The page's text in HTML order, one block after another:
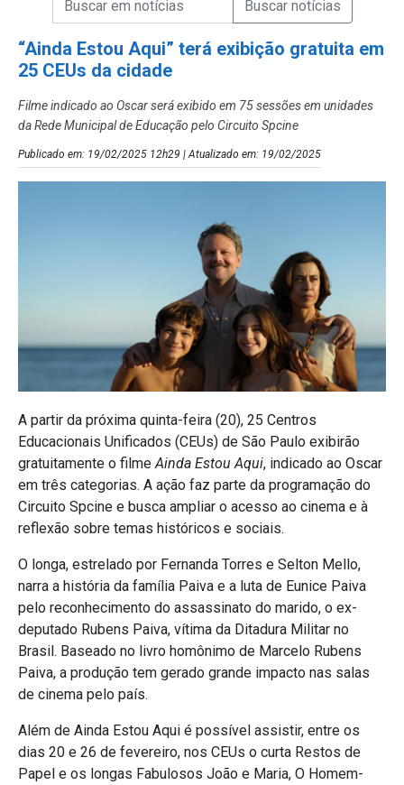
“Ainda Estou Aqui” terá exibição gratuita em
25 CEUs da cidade
Filme indicado ao Oscar será exibido em 75 sessões em unidades
da Rede Municipal de Educação pelo Circuito Spcine
Publicado em: 19/02/2025 12h29 | Atualizado em: 19/02/2025
A partir da próxima quinta-feira (20), 25 Centros
Educacionais Unificados (CEUs) de São Paulo exibirão
gratuitamente o filme Ainda Estou Aqui, indicado ao Oscar
em três categorias. A ação faz parte da programação do
Circuito Spcine e busca ampliar o acesso ao cinema e à
reflexão sobre temas históricos e sociais.
O longa, estrelado por Fernanda Torres e Selton Mello,
narra a história da família Paiva e a luta de Eunice Paiva
pelo reconhecimento do assassinato do marido, o ex-
deputado Rubens Paiva, vítima da Ditadura Militar no
Brasil. Baseado no livro homônimo de Marcelo Rubens
Paiva, a produção tem gerado grande impacto nas salas
de cinema pelo país.
Além de Ainda Estou Aqui é possível assistir, entre os
dias 20 e 26 de fevereiro, nos CEUs o curta Restos de
Papel e os longas Fabulosos João e Maria, O Homem-